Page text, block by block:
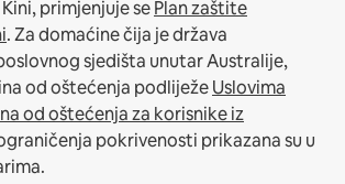
primjenjuje sePlan zaštite
.Za domaćine čija je država
sjedišta unutar Australije,
od oštećenja podliježeUslovima
od oštećenja za korisnike iz
pokrivenosti prikazana su u